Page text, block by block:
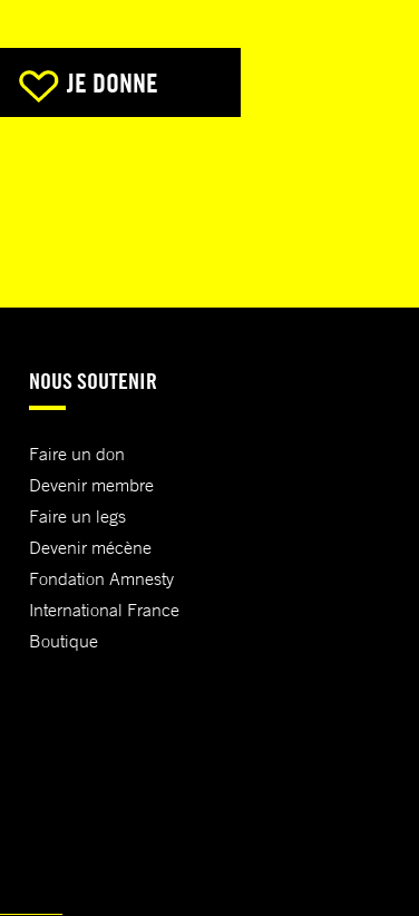
JE DONNE
NOUS SOUTENIR
Faire un don
Devenir membre
Faire un legs
Devenir mécène
Fondation Amnesty
International France
Boutique